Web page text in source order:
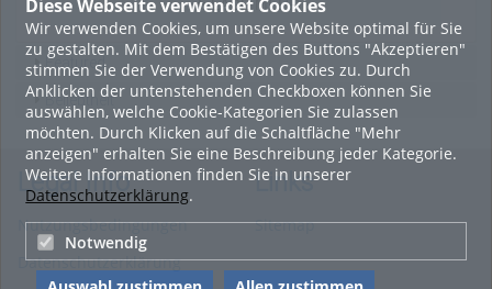
Diese Webseite verwendet Cookies
Wir verwenden Cookies, um unsere Website optimal für Sie
zu gestalten. Mit dem Bestätigen des Buttons "Akzeptieren"
stimmen Sie der Verwendung von Cookies zu. Durch
Anklicken der untenstehenden Checkboxen können Sie
auswählen, welche Cookie-Kategorien Sie zulassen
möchten. Durch Klicken auf die Schaltfläche "Mehr
anzeigen" erhalten Sie eine Beschreibung jeder Kategorie.
Weitere Informationen finden Sie in unserer
Datenschutzerklärung.
Notwendig
LADE MEHR
Featured
Beliebtheit
Legal Info
Nutzungsbedingungen
Datenschutzerklärung
Links
Sitemap